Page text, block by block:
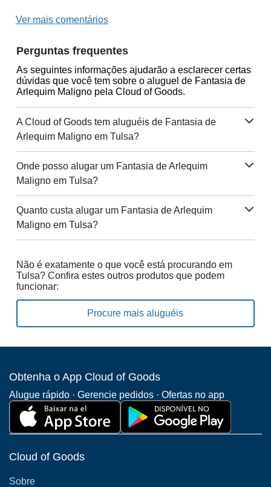
Ver mais comentários
Perguntas frequentes
As seguintes informações ajudarão a esclarecer certas
dúvidas que você tem sobre o aluguel de Fantasia de
Arlequim Maligno pela Cloud of Goods.
A Cloud of Goods tem aluguéis de Fantasia de
Arlequim Maligno em Tulsa?
Onde posso alugar um Fantasia de Arlequim
Maligno em Tulsa?
Quanto custa alugar um Fantasia de Arlequim
Maligno em Tulsa?
Não é exatamente o que você está procurando em
Tulsa? Confira estes outros produtos que podem
funcionar:
Procure mais aluguéis
Obtenha o App Cloud of Goods
Alugue rápido · Gerencie pedidos · Ofertas no app
Cloud of Goods
Sobre